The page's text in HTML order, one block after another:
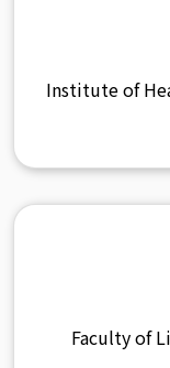
Institute of
Faculty of